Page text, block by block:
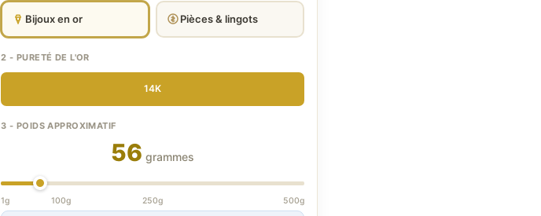
Bijoux en or Pièces & lingots
2 - PURETÉ DE L'OR
14K
3 - POIDS APPROXIMATIF
56 grammes
1g 100g 250g 500g